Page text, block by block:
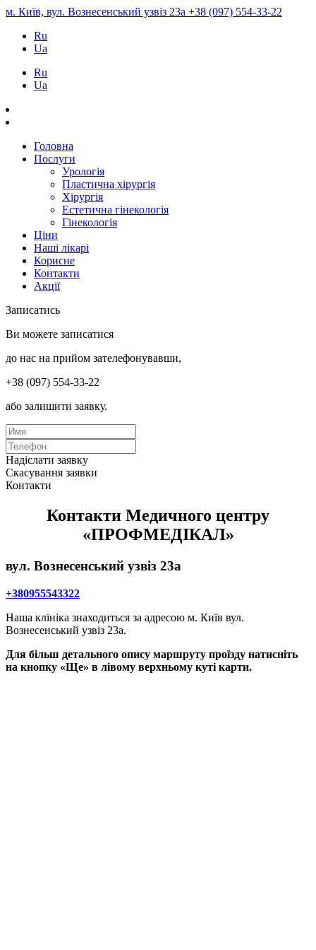
м. Київ, вул. Вознесенський узвіз 23а +38 (097) 554-33-22
Ru
Ua
Ru
Ua
Головна
Послуги
Урологія
Пластична хірургія
Хірургія
Естетична гінекологія
Гінекологія
Ціни
Наші лікарі
Корисне
Контакти
Акції
Записатись
Ви можете записатися
до нас на прийом зателефонувавши,
+38 (097) 554-33-22
або залишити заявку.
Надіслати заявку
Скасування заявки
Контакти
Контакти Медичного центру
«ПРОФМЕДІКАЛ»
вул. Вознесенський узвіз 23а
+380955543322
Наша клініка знаходиться за адресою м. Київ вул.
Вознесенський узвіз 23а.
Для більш детального опису маршруту проїзду натисніть
на кнопку «Ще» в лівому верхньому куті карти.